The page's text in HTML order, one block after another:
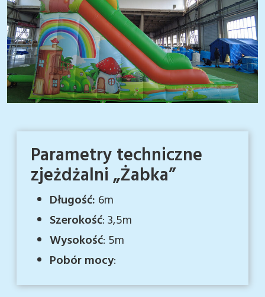
Parametry techniczne
zjeżdżalni „Żabka”
Długość: 6m
Szerokość: 3,5m
Wysokość: 5m
Pobór mocy: